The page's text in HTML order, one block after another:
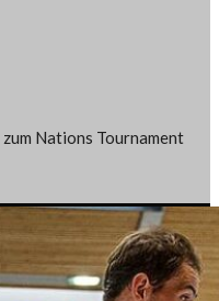
Nations Tournament